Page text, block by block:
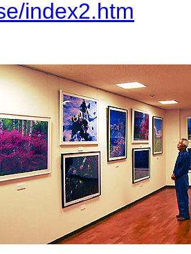
index2.htm